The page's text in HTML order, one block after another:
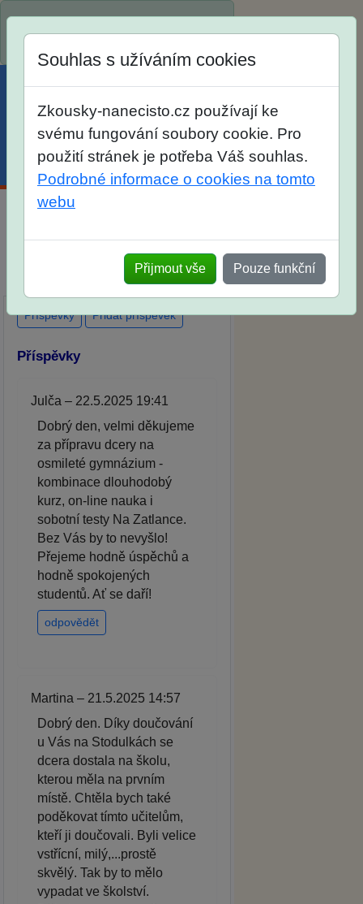
Spustili jsme přihlašování na školní
Menu Účet Košík
na SŠ? Vaše ohlasy po skutečných
přijímacích zkouškách
Souhlas s užíváním cookies
Zkousky-nanecisto.cz používají ke
svému fungování soubory cookie. Pro
použití stránek je potřeba Váš souhlas.
Podrobné informace o cookies na tomto
webu
Přijmout vše Pouze funkční
Příspěvky Přidat příspěvek
Příspěvky
Julča – 22.5.2025 19:41
Dobrý den, velmi děkujeme
za přípravu dcery na
osmileté gymnázium -
kombinace dlouhodobý
kurz, on-line nauka i
sobotní testy Na Zatlance.
Bez Vás by to nevyšlo!
Přejeme hodně úspěchů a
hodně spokojených
studentů. Ať se daří!
odpovědět
Martina – 21.5.2025 14:57
Dobrý den. Díky doučování
u Vás na Stodulkách se
dcera dostala na školu,
kterou měla na prvním
místě. Chtěla bych také
poděkovat tímto učitelům,
kteří ji doučovali. Byli velice
vstřícní, milý,...prostě
skvělý. Tak by to mělo
vypadat ve školství.